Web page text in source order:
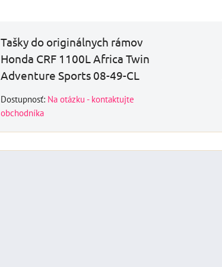
Tašky do originálnych rámov
Honda CRF 1100L Africa Twin
Adventure Sports 08-49-CL
Dostupnosť: Na otázku - kontaktujte
obchodníka